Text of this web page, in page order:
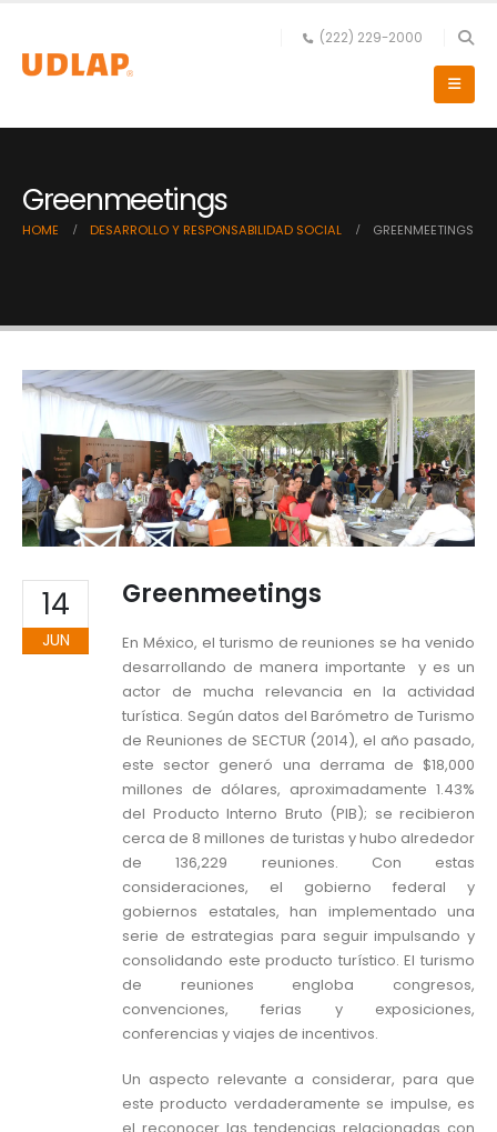
(222) 229-2000
Greenmeetings
HOME DESARROLLO Y RESPONSABILIDAD SOCIAL GREENMEETINGS
14
JUN
Greenmeetings
En México, el turismo de reuniones se ha venido
desarrollando de manera importante y es un
actor de mucha relevancia en la actividad
turística. Según datos del Barómetro de Turismo
de Reuniones de SECTUR (2014), el año pasado,
este sector generó una derrama de $18,000
millones de dólares, aproximadamente 1.43%
del Producto Interno Bruto (PIB); se recibieron
cerca de 8 millones de turistas y hubo alrededor
de 136,229 reuniones. Con estas
consideraciones, el gobierno federal y
gobiernos estatales, han implementado una
serie de estrategias para seguir impulsando y
consolidando este producto turístico. El turismo
de reuniones engloba congresos,
convenciones, ferias y exposiciones,
conferencias y viajes de incentivos.
Un aspecto relevante a considerar, para que
este producto verdaderamente se impulse, es